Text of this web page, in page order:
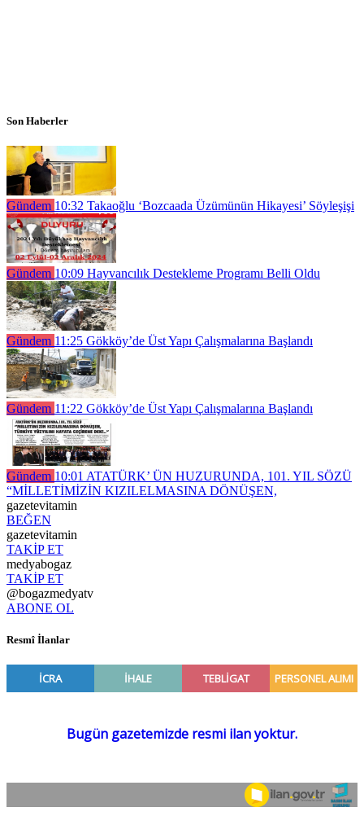
Son Haberler
Gündem 10:32 Takaoğlu ‘Bozcaada Üzümünün Hikayesi’ Söyleşişi
Gündem 10:09 Hayvancılık Destekleme Programı Belli Oldu
Gündem 11:25 Gökköy’de Üst Yapı Çalışmalarına Başlandı
Gündem 11:22 Gökköy’de Üst Yapı Çalışmalarına Başlandı
Gündem 10:01 ATATÜRK’ ÜN HUZURUNDA, 101. YIL SÖZÜ
“MİLLETİMİZİN KIZILELMASINA DÖNÜŞEN,
gazetevitamin
BEĞEN
gazetevitamin
TAKİP ET
medyabogaz
TAKİP ET
@bogazmedyatv
ABONE OL
Resmî İlanlar